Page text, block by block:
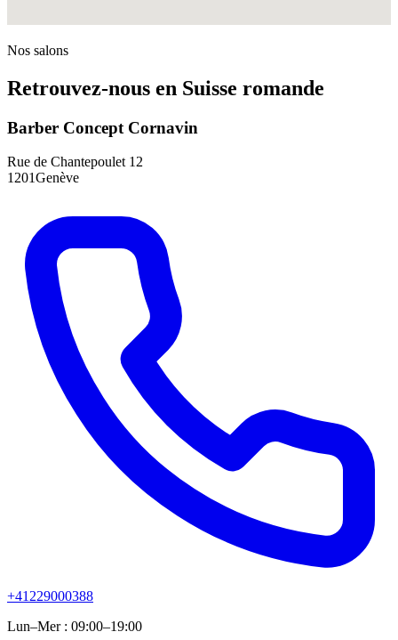
Nos salons
Retrouvez-nous en Suisse romande
Barber Concept Cornavin
Rue de Chantepoulet 12
1201Genève
+41229000388
Lun–Mer : 09:00–19:00